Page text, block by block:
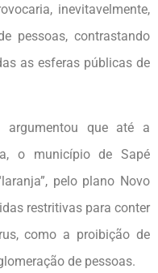
inevitavelmente,
pessoas, contrastando
as esferas públicas de
argumentou que até a
o município de Sapé
pelo plano Novo
restritivas para conter
como a proibição de
de pessoas.